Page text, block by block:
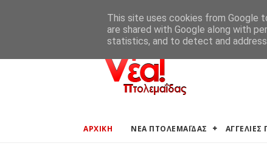
ΑΓΓΕΛΙΕΣ ΠΤΟΛΕΜΑΪΔΑΣ
ΑΡΧΙΚΗ ΝΕΑ ΠΤΟΛΕΜΑΪΔΑΣ
This site uses cookies from Google
are shared with Google along with
statistics, and to detect and address